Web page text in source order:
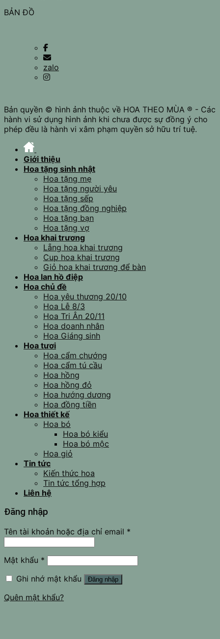
BẢN ĐỒ
zalo
Bản quyền © hình ảnh thuộc về HOA THEO MÙA ® - Các
hành vi sử dụng hình ảnh khi chưa được sự đồng ý cho
phép đều là hành vi xâm phạm quyền sở hữu trí tuệ.
Giới thiệu
Hoa tặng sinh nhật
Hoa tặng mẹ
Hoa tặng người yêu
Hoa tặng sếp
Hoa tặng đồng nghiệp
Hoa tặng bạn
Hoa tặng vợ
Hoa khai trương
Lẵng hoa khai trương
Cup hoa khai trương
Giỏ hoa khai trương để bàn
Hoa lan hồ điệp
Hoa chủ đề
Hoa yêu thương 20/10
Hoa Lễ 8/3
Hoa Tri Ân 20/11
Hoa doanh nhân
Hoa Giáng sinh
Hoa tươi
Hoa cẩm chướng
Hoa cẩm tú cầu
Hoa hồng
Hoa hồng đỏ
Hoa hướng dương
Hoa đồng tiền
Hoa thiết kế
Hoa bó
Hoa bó kiểu
Hoa bó mộc
Hoa giỏ
Tin tức
Kiến thức hoa
Tin tức tổng hợp
Liên hệ
Đăng nhập
Tên tài khoản hoặc địa chỉ email *
Mật khẩu *
Ghi nhớ mật khẩu
Đăng nhập
Quên mật khẩu?